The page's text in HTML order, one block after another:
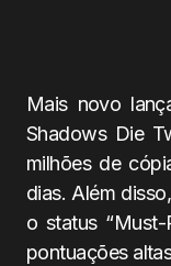
Mais novo
Shadows Die
milhões de
dias. Além
o status
pontuações